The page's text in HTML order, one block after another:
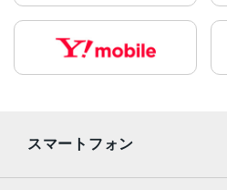
スマートフォン